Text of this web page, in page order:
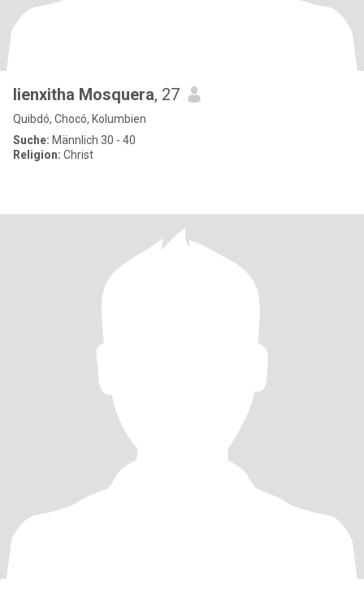
lienxitha Mosquera, 27
Quibdó, Chocó, Kolumbien
Suche: Männlich 30 - 40
Religion: Christ